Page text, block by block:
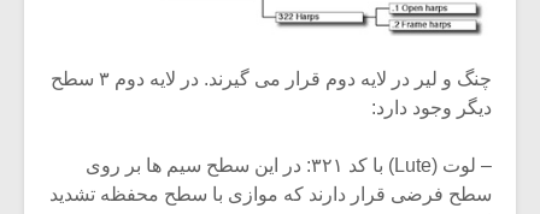
چنگ و لیر در لایه دوم قرار می گیرند. در لایه دوم ۳ سطح
دیگر وجود دارد:
– لوت (Lute) با کد ۳۲۱: در این سطح سیم ها بر روی
سطح فرضی قرار دارند که موازی با سطح محفظه تشدید